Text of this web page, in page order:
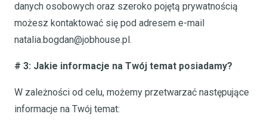
danych osobowych oraz szeroko pojętą prywatnością
możesz kontaktować się pod adresem e-mail
natalia.bogdan@jobhouse.pl.
# 3: Jakie informacje na Twój temat posiadamy?
W zależności od celu, możemy przetwarzać następujące
informacje na Twój temat: